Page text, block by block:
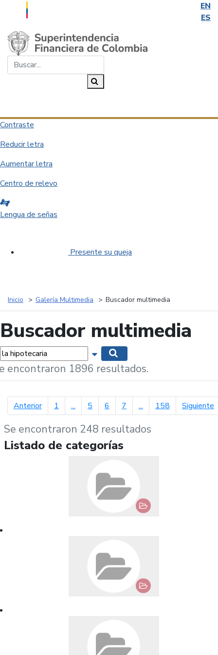
EN
ES
Saltar al contenido principal
Contraste
Reducir letra
Aumentar letra
Centro de relevo
Lengua de señas
Presente su queja
Inicio Galería Multimedia Buscador multimedia
Buscador multimedia
Mostrar opciones de búsqueda
encontraron 1896 resultados.
Anteriorpágina anterior
1 ... 5 6 7 ... 158 Siguiente
Se encontraron 248 resultados
Listado de categorías